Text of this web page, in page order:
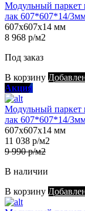
Модульный
лак 607*607*14/
607х607х14 мм
8 968 р/м2
Под заказ
В корзину
Акция
Модульный
лак 607*607*14/
607х607х14 мм
11 038 р/м2
9 990 р/м2
В наличии
В корзину